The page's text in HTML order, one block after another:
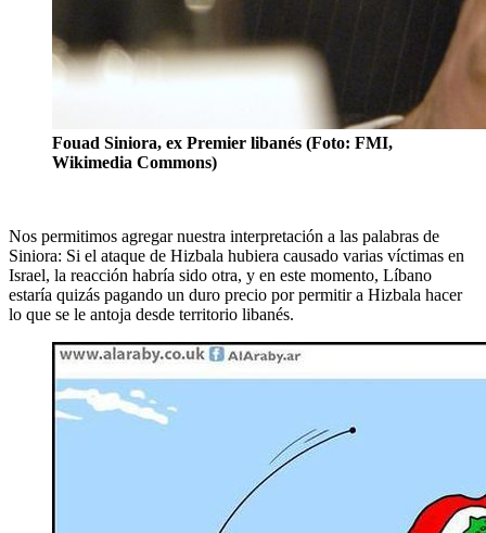
Fouad Siniora, ex Premier libanés (Foto: FMI,
Wikimedia Commons)
Nos permitimos agregar nuestra interpretación a las palabras de
Siniora: Si el ataque de Hizbala hubiera causado varias víctimas en
Israel, la reacción habría sido otra, y en este momento, Líbano
estaría quizás pagando un duro precio por permitir a Hizbala hacer
lo que se le antoja desde territorio libanés.